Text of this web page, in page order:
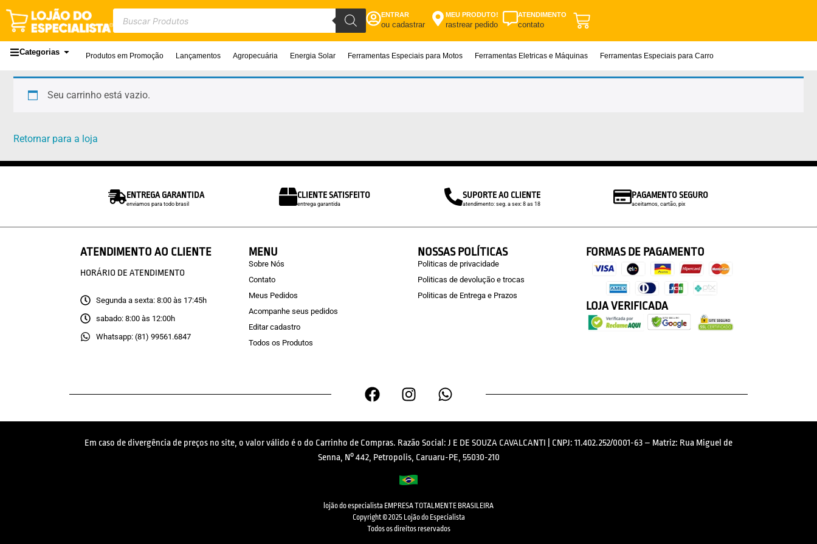
ENTRAR
ou cadastrar
MEU PRODUTO!
rastrear pedido
ATENDIMENTO
contato
Categorias Produtos em Promoção Lançamentos Agropecuária Energia Solar Ferramentas Especiais para Motos Ferramentas Eletricas e Máquinas Ferramentas Especiais para Carro
Seu carrinho está vazio.
Retornar para a loja
ENTREGA GARANTIDA
enviamos para todo brasil
CLIENTE SATISFEITO
entrega garantida
SUPORTE AO CLIENTE
atendimento: seg. a sex: 8 as 18
PAGAMENTO SEGURO
aceitamos, cartão, pix
ATENDIMENTO AO CLIENTE
HORÁRIO DE ATENDIMENTO
Segunda a sexta: 8:00 às 17:45h
sabado: 8:00 às 12:00h
Whatsapp: (81) 99561.6847
MENU
Sobre Nós
Contato
Meus Pedidos
Acompanhe seus pedidos
Editar cadastro
Todos os Produtos
NOSSAS POLÍTICAS
Politicas de privacidade
Politicas de devolução e trocas
Politicas de Entrega e Prazos
FORMAS DE PAGAMENTO
LOJA VERIFICADA
Em caso de divergência de preços no site, o valor válido é o do Carrinho de Compras. Razão Social: J E DE SOUZA CAVALCANTI | CNPJ: 11.402.252/0001-63 – Matriz: Rua Miguel de
Senna, N° 442, Petropolis, Caruaru-PE, 55030-210
lojão do especialista EMPRESA TOTALMENTE BRASILEIRA
Copyright © 2025 Lojão do Especialista
Todos os direitos reservados